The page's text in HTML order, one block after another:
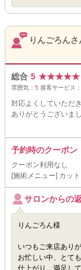
りんごろんさ
総合 5 ★★★★★
雰囲気： 5 接客サービス：
対応よくしていただ
ありがとうございま
予約時のクーポン
クーポン利用なし
[施術メニュー] カット
サロンからの
りんごろん様
いつもご来店あり
お忙しい中、とて
仕上がり、満足し